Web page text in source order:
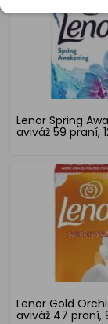
Lenor Spring
aviváž 59 praní,
Lenor Gold
aviváž 47 praní,